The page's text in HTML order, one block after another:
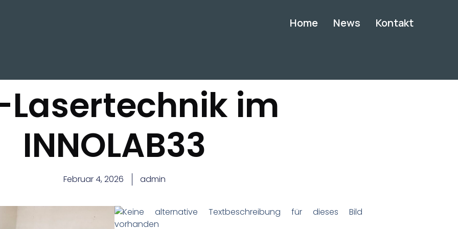
Home News Kontakt
Lasertechnik im
INNOLAB33
Februar 4, 2026 admin